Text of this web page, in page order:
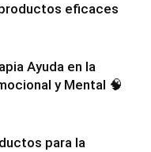
eficaces
Ayuda en la
y Mental 🧠
para la